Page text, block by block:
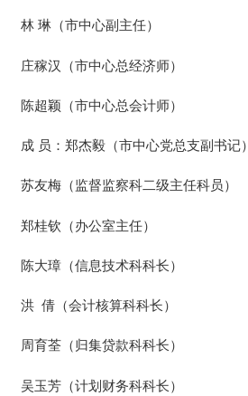
林 琳（市中心副主任）
庄稼汉（市中心总经济师）
陈超颖（市中心总会计师）
成 员：郑杰毅（市中心党总支副书记）
苏友梅（监督监察科二级主任科员）
郑桂钦（办公室主任）
陈大璋（信息技术科科长）
洪 倩（会计核算科科长）
周育荃（归集贷款科科长）
吴玉芳（计划财务科科长）